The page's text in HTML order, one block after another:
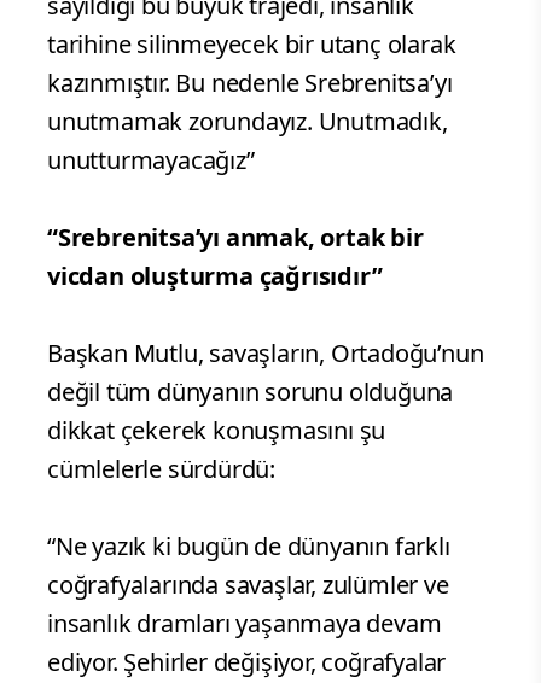
tarihine silinmeyecek bir utanç olarak
kazınmıştır. Bu nedenle Srebrenitsa’yı
unutmamak zorundayız. Unutmadık,
unutturmayacağız”
“Srebrenitsa’yı anmak, ortak bir
vicdan oluşturma çağrısıdır”
Başkan Mutlu, savaşların, Ortadoğu’nun
değil tüm dünyanın sorunu olduğuna
dikkat çekerek konuşmasını şu
cümlelerle sürdürdü:
“Ne yazık ki bugün de dünyanın farklı
coğrafyalarında savaşlar, zulümler ve
insanlık dramları yaşanmaya devam
ediyor. Şehirler değişiyor, coğrafyalar